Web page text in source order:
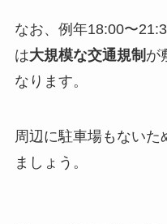
なお、例年18:00〜
は大規模な交通規制 が
なります。
周辺に駐車場もないた
ましょう。